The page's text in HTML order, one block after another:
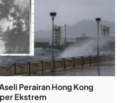
Perairan Hong Kong
Ekstrem